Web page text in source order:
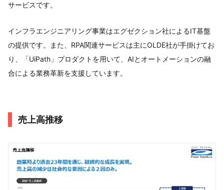
サービスです。
インフラエンジニアリング事業はエグゼクション社によるIT基盤
の提供です。また、RPA関連サービスは主にOLDE社が手掛けてお
り、「UiPath」プロダクトを用いて、AIとオートメーションの融
合による業務革新を支援しています。
売上高推移